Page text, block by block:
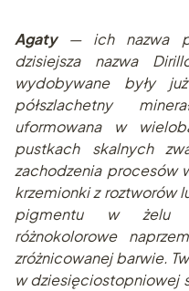
Agaty— ich nazwa
dzisiejsza nazwa
wydobywane były
półszlachetny
uformowana w
pustkach skalnych
zachodzenia procesów
krzemionki z roztworów
pigmentu w żelu
różnokolorowe
zróżnicowanej barwie.
w dziesięciostopniowej